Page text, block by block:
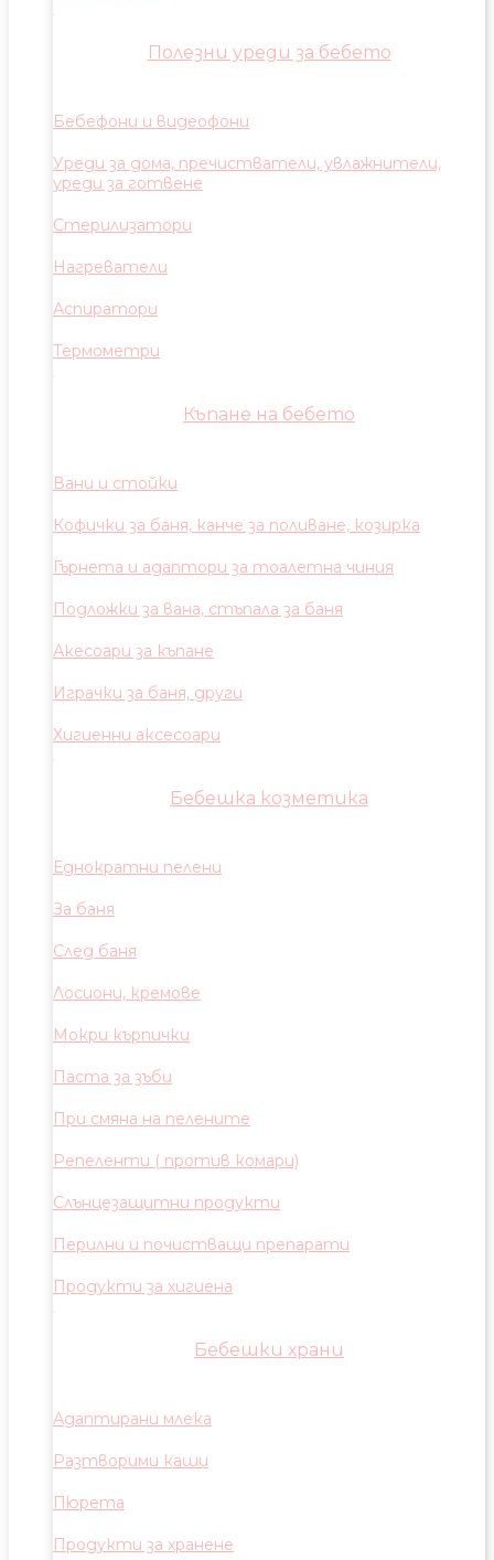
Полезни уреди за бебето
Бебефони и видеофони
Уреди за дома, пречистватели, увлажнители,
уреди за готвене
Стерилизатори
Нагреватели
Аспиратори
Термометри
Къпане на бебето
Вани и стойки
Кофички за баня, канче за поливане, козирка
Гърнета и адаптори за тоалетна чиния
Подложки за вана, стъпала за баня
Акесоари за къпане
Играчки за баня, други
Хигиенни аксесоари
Бебешка козметика
Еднократни пелени
За баня
След баня
Лосиони, кремове
Мокри кърпички
Паста за зъби
При смяна на пелените
Репеленти ( против комари)
Слънцезащитни продукти
Перилни и почистващи препарати
Продукти за хигиена
Бебешки храни
Адаптирани млека
Разтворими каши
Пюрета
Продукти за хранене